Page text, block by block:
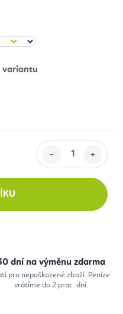
dní na výměnu zdarma
pro nepoškozené zboží. Peníze
vrátíme do 2 prac. dní.